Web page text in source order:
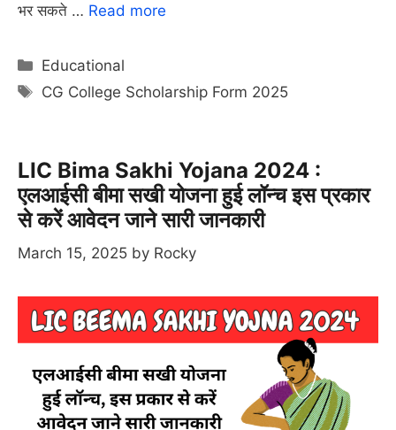
भर सकते … Read more
Categories
Educational
Tags
CG College Scholarship Form 2025
LIC Bima Sakhi Yojana 2024 :
एलआईसी बीमा सखी योजना हुई लॉन्च इस प्रकार
से करें आवेदन जाने सारी जानकारी
March 15, 2025 by Rocky